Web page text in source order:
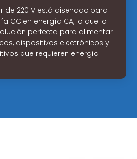
de 220 V está diseñado para
CC en energía CA, lo que lo
perfecta para alimentar
dispositivos electrónicos y
que requieren energía